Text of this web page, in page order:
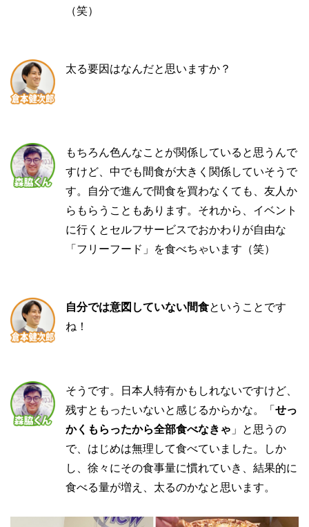
（笑）
太る要因はなんだと思いますか？
もちろん色んなことが関係していると思うんで
すけど、中でも間食が大きく関係していそうで
す。自分で進んで間食を買わなくても、友人か
らもらうこともあります。それから、イベント
に行くとセルフサービスでおかわりが自由な
「フリーフード」を食べちゃいます（笑）
自分では意図していない間食ということです
ね！
そうです。日本人特有かもしれないですけど、
残すともったいないと感じるからかな。「 せっ
かくもらったから全部食べなきゃ 」と思うの
で、はじめは無理して食べていました。しか
し、徐々にその食事量に慣れていき、結果的に
食べる量が増え、太るのかなと思います。